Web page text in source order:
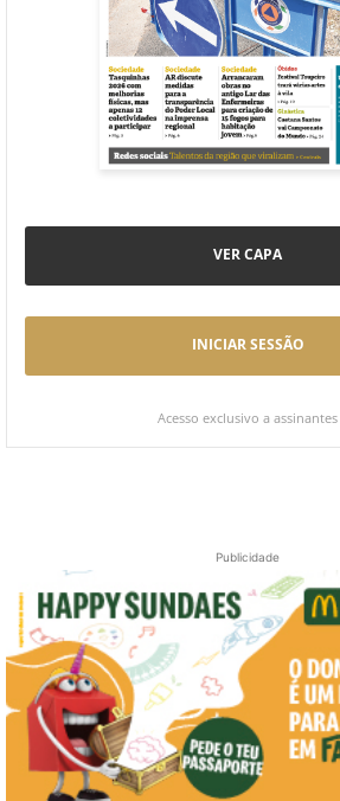
VER CAPA
INICIAR SESSÃO
Acesso exclusivo a assinantes
Publicidade